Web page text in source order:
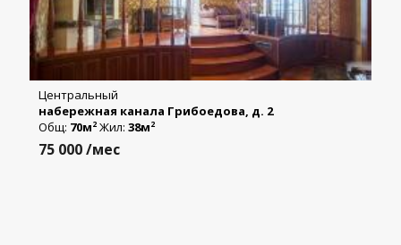
Центральный
набережная канала Грибоедова, д. 2
Общ: 70м2 Жил: 38м2
75 000/мес